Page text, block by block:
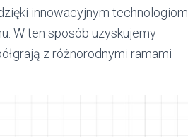
innowacyjnym technologiom
W ten sposób uzyskujemy
z różnorodnymi ramami